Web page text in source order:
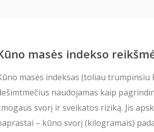
masės indekso
masės indeksas (toliau trumpinsiu
naudojamas kaip
svorį ir sveikatos riziką. Jis
– kūno svorį (kilogramais)